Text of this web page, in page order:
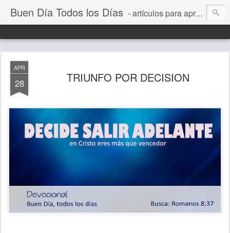
Buen Día Todos los Días - artículos para aprender a vivir mejor, un día a la vez. Por Juan C Quintero
APR
28 TRIUNFO POR DECISION